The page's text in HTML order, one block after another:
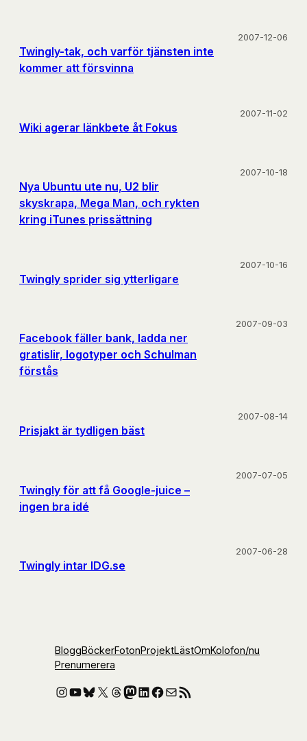
Twingly-tak, och varför tjänsten inte
kommer att försvinna
2007-12-06
Wiki agerar länkbete åt Fokus
2007-11-02
Nya Ubuntu ute nu, U2 blir
skyskrapa, Mega Man, och rykten
kring iTunes prissättning
2007-10-18
Twingly sprider sig ytterligare
2007-10-16
Facebook fäller bank, ladda ner
gratislir, logotyper och Schulman
förstås
2007-09-03
Prisjakt är tydligen bäst
2007-08-14
Twingly för att få Google-juice –
ingen bra idé
2007-07-05
Twingly intar IDG.se
2007-06-28
BloggBöckerFotonProjektLästOmKolofon/nu
Prenumerera
Instagram
YouTube
Bluesky
X Threads
Mastodon
LinkedIn
Facebook
E-postRSS-flöde